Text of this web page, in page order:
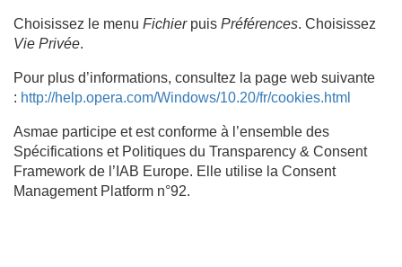
Choisissez le menu Fichier puis Préférences. Choisissez
Vie Privée.
Pour plus d’informations, consultez la page web suivante
: http://help.opera.com/Windows/10.20/fr/cookies.html
Asmae participe et est conforme à l’ensemble des
Spécifications et Politiques du Transparency & Consent
Framework de l’IAB Europe. Elle utilise la Consent
Management Platform n°92.